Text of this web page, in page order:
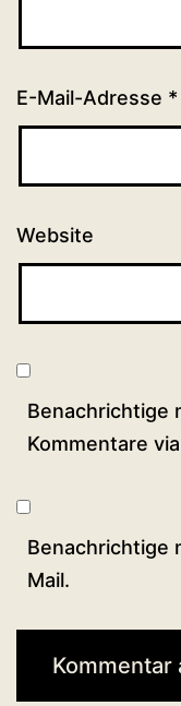
E-Mail-Adresse *
Website
Benachrichtige
Kommentare
Benachrichtige
Mail.